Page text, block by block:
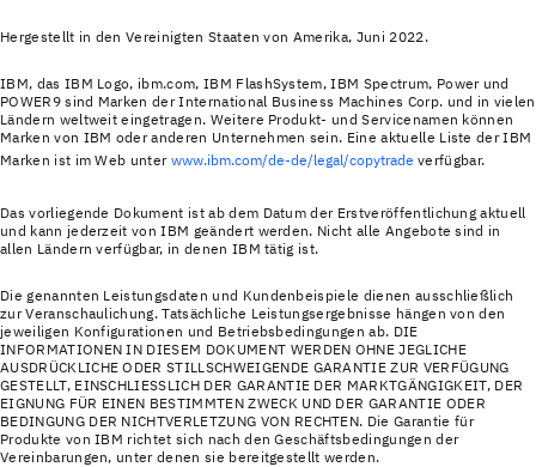
Hergestellt in den Vereinigten Staaten von Amerika, Juni 2022.
IBM, das IBM Logo, ibm.com, IBM FlashSystem, IBM Spectrum, Power und
POWER9 sind Marken der International Business Machines Corp. und in vielen
Ländern weltweit eingetragen. Weitere Produkt‐ und Servicenamen können
Marken von IBM oder anderen Unternehmen sein. Eine aktuelle Liste der IBM
Marken ist im Web unter www.ibm.com/de-de/legal/copytrade verfügbar.
Das vorliegende Dokument ist ab dem Datum der Erstveröffentlichung aktuell
und kann jederzeit von IBM geändert werden. Nicht alle Angebote sind in
allen Ländern verfügbar, in denen IBM tätig ist.
Die genannten Leistungsdaten und Kundenbeispiele dienen ausschließlich
zur Veranschaulichung. Tatsächliche Leistungsergebnisse hängen von den
jeweiligen Konfigurationen und Betriebsbedingungen ab. DIE
INFORMATIONEN IN DIESEM DOKUMENT WERDEN OHNE JEGLICHE
AUSDRÜCKLICHE ODER STILLSCHWEIGENDE GARANTIE ZUR VERFÜGUNG
GESTELLT, EINSCHLIESSLICH DER GARANTIE DER MARKTGÄNGIGKEIT, DER
EIGNUNG FÜR EINEN BESTIMMTEN ZWECK UND DER GARANTIE ODER
BEDINGUNG DER NICHTVERLETZUNG VON RECHTEN. Die Garantie für
Produkte von IBM richtet sich nach den Geschäftsbedingungen der
Vereinbarungen, unter denen sie bereitgestellt werden.